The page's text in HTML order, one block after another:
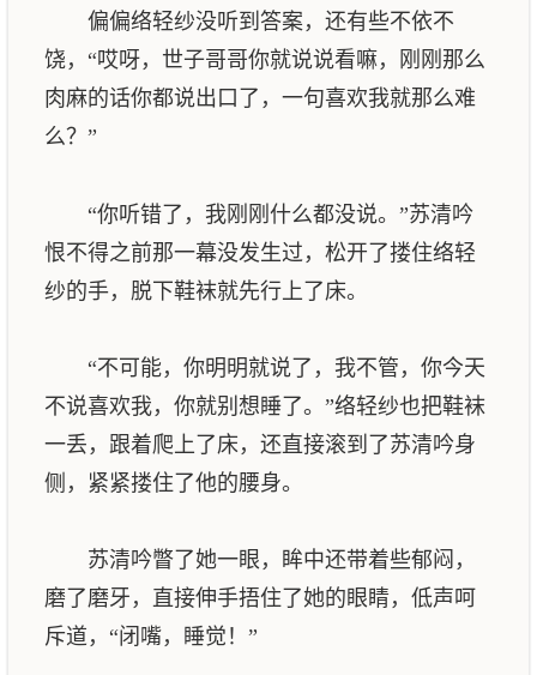
偏偏络轻纱没听到答案，还有些不依不
饶，“哎呀，世子哥哥你就说说看嘛，刚刚那么
肉麻的话你都说出口了，一句喜欢我就那么难
么？”
“你听错了，我刚刚什么都没说。”苏清吟
恨不得之前那一幕没发生过，松开了搂住络轻
纱的手，脱下鞋袜就先行上了床。
“不可能，你明明就说了，我不管，你今天
不说喜欢我，你就别想睡了。”络轻纱也把鞋袜
一丢，跟着爬上了床，还直接滚到了苏清吟身
侧，紧紧搂住了他的腰身。
苏清吟瞥了她一眼，眸中还带着些郁闷，
磨了磨牙，直接伸手捂住了她的眼睛，低声呵
斥道，“闭嘴，睡觉！”